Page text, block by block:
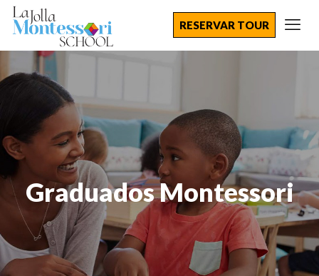
RESERVAR TOUR
Graduados Montessori